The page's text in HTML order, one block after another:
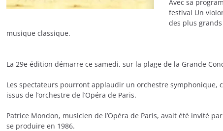
Avec sa
festival Un
des plus
musique classique.
La 29e édition démarre ce samedi, sur la plage de la Grande
Les spectateurs pourront applaudir un orchestre symphonique,
issus de l’orchestre de l’Opéra de Paris.
Patrice Mondon, musicien de l’Opéra de Paris, avait été invité
se produire en 1986.